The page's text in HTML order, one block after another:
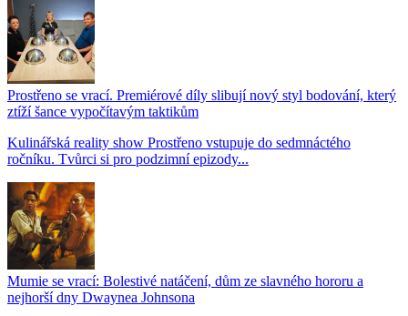
Prostřeno se vrací. Premiérové díly slibují nový styl bodování, který
ztíží šance vypočítavým taktikům
Kulinářská reality show Prostřeno vstupuje do sedmnáctého
ročníku. Tvůrci si pro podzimní epizody...
Mumie se vrací: Bolestivé natáčení, dům ze slavného hororu a
nejhorší dny Dwaynea Johnsona